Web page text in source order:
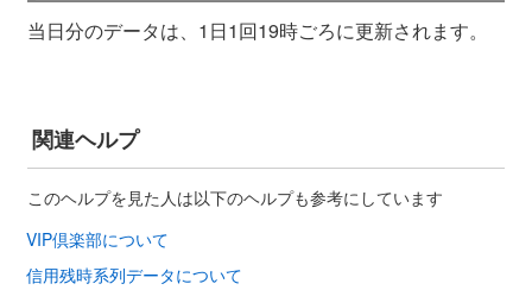
当日分のデータは、1日1回19時ごろに更新されます。
関連ヘルプ
このヘルプを見た人は以下のヘルプも参考にしています
VIP倶楽部について
信用残時系列データについて